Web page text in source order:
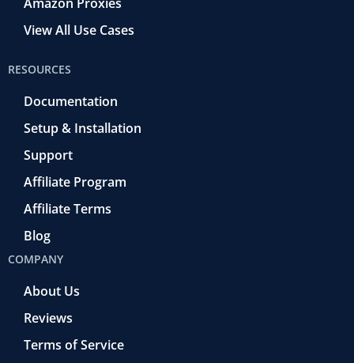
View All Use Cases
RESOURCES
Documentation
Setup & Installation
Support
Affiliate Program
Affiliate Terms
Blog
COMPANY
About Us
Reviews
Terms of Service